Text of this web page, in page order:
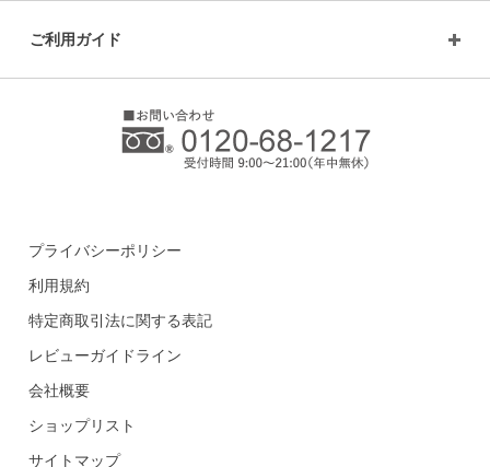
ご利用ガイド
プライバシーポリシー
利用規約
特定商取引法に関する表記
レビューガイドライン
会社概要
ショップリスト
サイトマップ